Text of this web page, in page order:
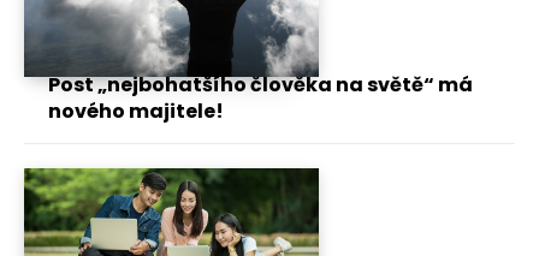
Post „nejbohatšího člověka na světě“ má
nového majitele!